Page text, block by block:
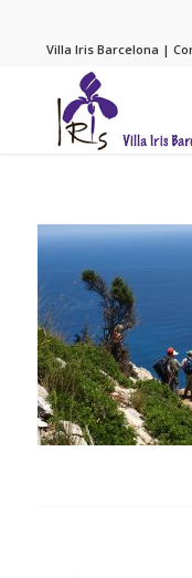
Villa Iris Barcelona |